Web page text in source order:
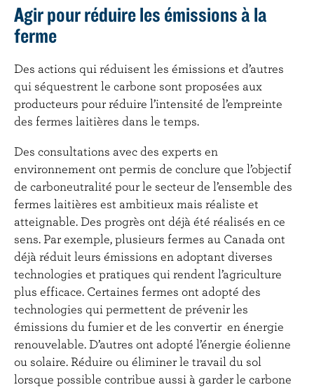
Agir pour réduire les émissions à la
ferme
Des actions qui réduisent les émissions et d’autres
qui séquestrent le carbone sont proposées aux
producteurs pour réduire l’intensité de l’empreinte
des fermes laitières dans le temps.
Des consultations avec des experts en
environnement ont permis de conclure que l’objectif
de carboneutralité pour le secteur de l’ensemble des
fermes laitières est ambitieux mais réaliste et
atteignable. Des progrès ont déjà été réalisés en ce
sens. Par exemple, plusieurs fermes au Canada ont
déjà réduit leurs émissions en adoptant diverses
technologies et pratiques qui rendent l’agriculture
plus efficace. Certaines fermes ont adopté des
technologies qui permettent de prévenir les
émissions du fumier et de les convertir en énergie
renouvelable. D’autres ont adopté l’énergie éolienne
ou solaire. Réduire ou éliminer le travail du sol
lorsque possible contribue aussi à garder le carbone